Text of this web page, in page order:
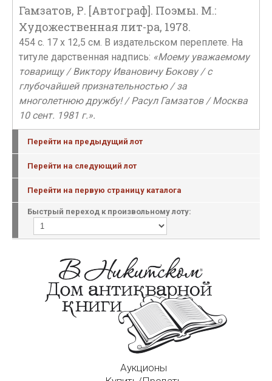
Гамзатов, Р. [Автограф]. Поэмы. М.:
Художественная лит-ра, 1978.
454 c. 17 x 12,5 см. В издательском переплете. На
титуле дарственная надпись: «Моему уважаемому
товарищу / Виктору Ивановичу Бокову / с
глубочайшей признательностью / за
многолетнюю дружбу! / Расул Гамзатов / Москва
10 сент. 1981 г.».
Перейти на предыдущий лот
Перейти на следующий лот
Перейти на первую страницу каталога
Быстрый переход к произвольному лоту:
Аукционы